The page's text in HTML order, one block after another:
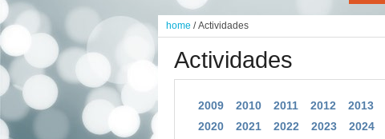
home / Actividades
Actividades
2009 2010 2011 2012 2013
2020
2021 2022 2023 2024